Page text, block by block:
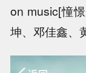
on music[憧
坤、邓佳鑫、